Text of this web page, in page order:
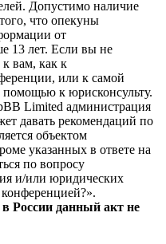
Допустимо наличие
что опекуны
от
13 лет. Если вы не
вам, как к
или к самой
помощью к юрисконсульту.
Limited администрация
давать рекомендаций по
объектом
указанных в ответе на
по вопросу
и/или юридических
России данный акт не